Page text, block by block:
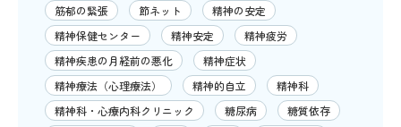
筋郁の緊張
節ネット
精神の安定
精神保健センター
精神安定
精神疲労
精神疾患の月経前の悪化
精神症状
精神療法（心理療法）
精神的自立
精神科
精神科・心療内科クリニック
糖尿病
糖質依存